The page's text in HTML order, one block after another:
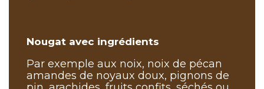
Nougat avec ingrédients
Par exemple aux noix, noix de pécan
amandes de noyaux doux, pignons de